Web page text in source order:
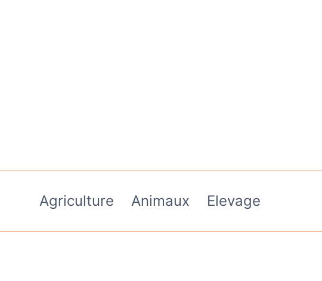
Agriculture Animaux Elevage